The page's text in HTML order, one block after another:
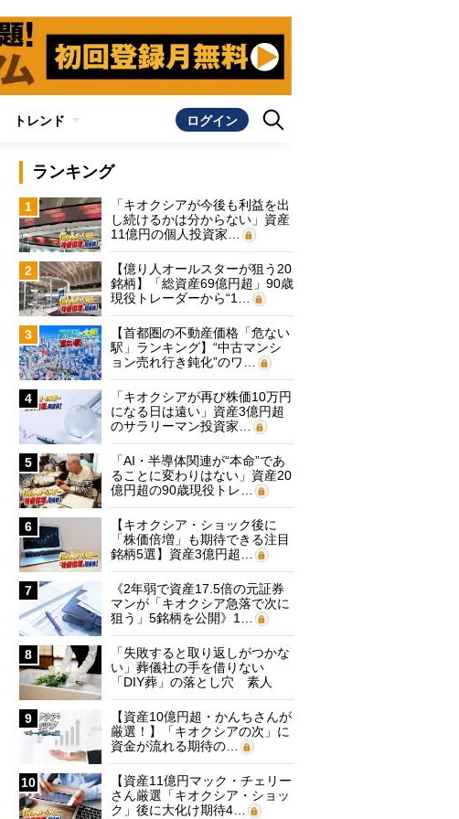
トレンド ログイン
ランキング
1
「キオクシアが今後も利益を出
し続けるかは分からない」資産
11億円の個人投資家…
2
【億り人オールスターが狙う20
銘柄】「総資産69億円超」90歳
現役トレーダーから“1…
3
【首都圏の不動産価格「危ない
駅」ランキング】“中古マンシ
ョン売れ行き鈍化”のワ…
4
「キオクシアが再び株価10万円
になる日は遠い」資産3億円超
のサラリーマン投資家…
5
「AI・半導体関連が“本命”であ
ることに変わりはない」資産20
億円超の90歳現役トレ…
6
【キオクシア・ショック後に
「株価倍増」も期待できる注目
銘柄5選】資産3億円超…
7
《2年弱で資産17.5倍の元証券
マンが「キオクシア急落で次に
狙う」5銘柄を公開》1…
8
「失敗すると取り返しがつかな
い」葬儀社の手を借りない
「DIY葬」の落とし穴 素人
に…
9
【資産10億円超・かんちさんが
厳選！】「キオクシアの次」に
資金が流れる期待の…
10
【資産11億円マック・チェリー
さん厳選「キオクシア・ショッ
ク」後に大化け期待4…